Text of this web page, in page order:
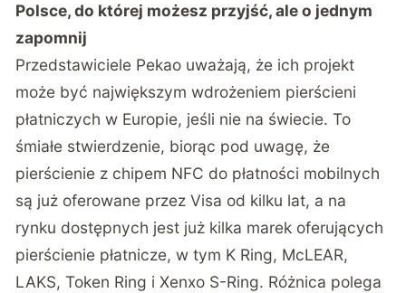
Polsce, do której możesz przyjść, ale o jednym
zapomnij
Przedstawiciele Pekao uważają, że ich projekt
może być największym wdrożeniem pierścieni
płatniczych w Europie, jeśli nie na świecie. To
śmiałe stwierdzenie, biorąc pod uwagę, że
pierścienie z chipem NFC do płatności mobilnych
są już oferowane przez Visa od kilku lat, a na
rynku dostępnych jest już kilka marek oferujących
pierścienie płatnicze, w tym K Ring, McLEAR,
LAKS, Token Ring i Xenxo S-Ring. Różnica polega